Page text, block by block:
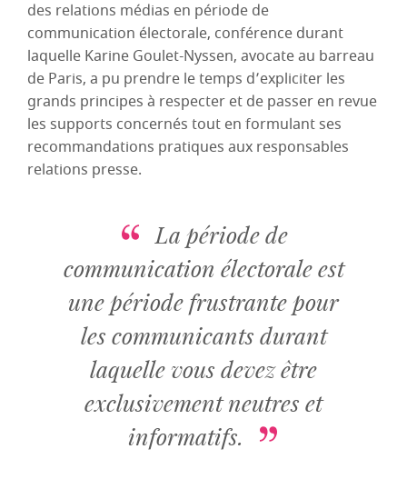
des relations médias en période de
communication électorale, conférence durant
laquelle Karine Goulet-Nyssen, avocate au barreau
de Paris, a pu prendre le temps d’expliciter les
grands principes à respecter et de passer en revue
les supports concernés tout en formulant ses
recommandations pratiques aux responsables
relations presse.
La période de
communication électorale est
une période frustrante pour
les communicants durant
laquelle vous devez être
exclusivement neutres et
informatifs.